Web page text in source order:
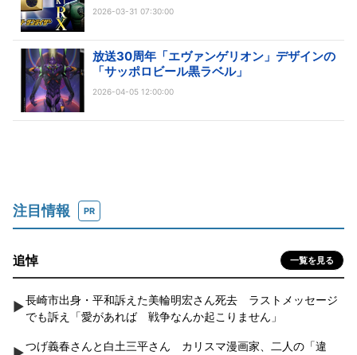
2026-03-31 07:30:00
放送30周年「エヴァンゲリオン」デザインの
「サッポロビール黒ラベル」
2026-04-05 12:00:00
注目情報 PR
追悼 一覧を見る
長崎市出身・平和訴えた美輪明宏さん死去 ラストメッセージ
でも訴え「愛があれば 戦争なんか起こりません」
つげ義春さんと白土三平さん カリスマ漫画家、二人の「違